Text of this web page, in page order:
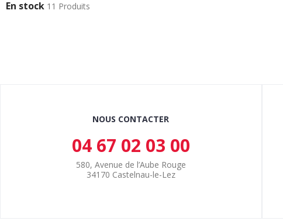
En stock 11 Produits
NOUS CONTACTER
04 67 02 03 00
580, Avenue de l’Aube Rouge
34170 Castelnau-le-Lez